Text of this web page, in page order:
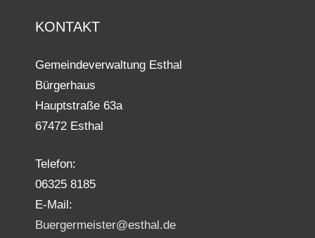
KONTAKT
Gemeindeverwaltung Esthal
Bürgerhaus
Hauptstraße 63a
67472 Esthal
Telefon:
06325 8185
E-Mail:
Buergermeister@esthal.de